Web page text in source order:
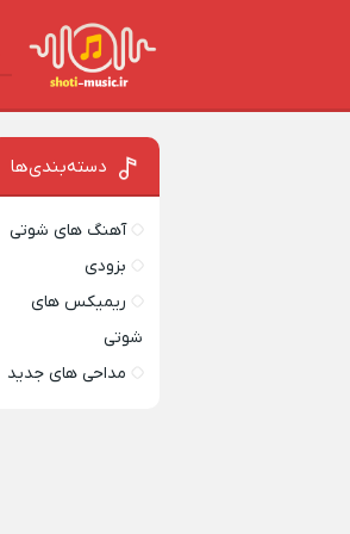
دسته‌بندی‌ها
آهنگ های شوتی
بزودی
ریمیکس های
شوتی
مداحی های جدید